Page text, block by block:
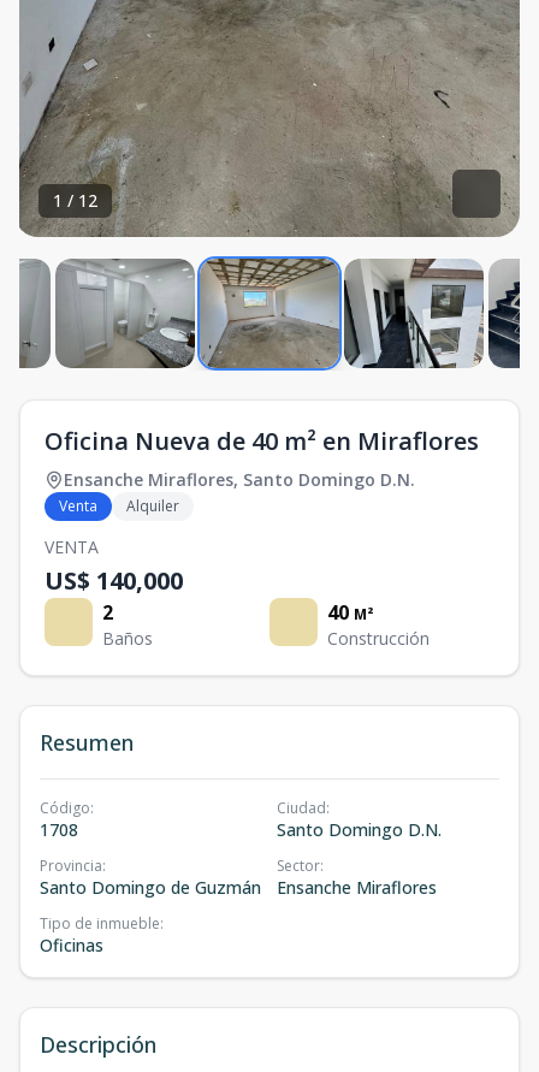
1 / 12
Oficina Nueva de 40 m² en Miraflores
Ensanche Miraflores, Santo Domingo D.N.
Venta Alquiler
VENTA
US$ 140,000
2
Baños
40 M²
Construcción
Resumen
Código:
1708
Ciudad:
Santo Domingo D.N.
Provincia:
Santo Domingo de Guzmán
Sector:
Ensanche Miraflores
Tipo de inmueble:
Oficinas
Descripción